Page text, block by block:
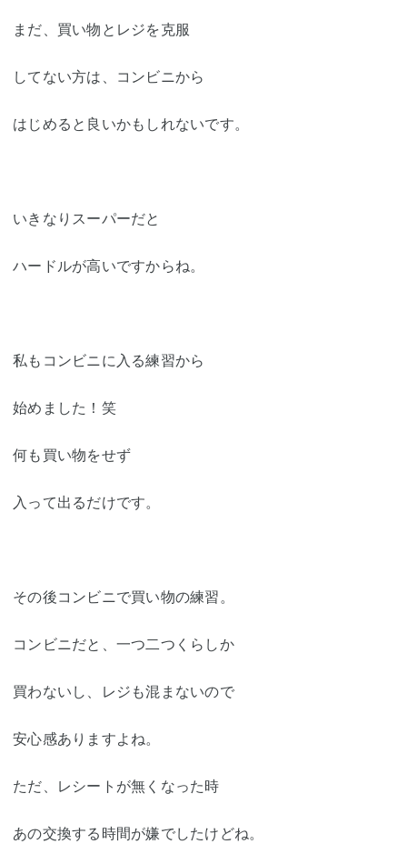
まだ、買い物とレジを克服
してない方は、コンビニから
はじめると良いかもしれないです。
いきなりスーパーだと
ハードルが高いですからね。
私もコンビニに入る練習から
始めました！笑
何も買い物をせず
入って出るだけです。
その後コンビニで買い物の練習。
コンビニだと、一つ二つくらしか
買わないし、レジも混まないので
安心感ありますよね。
ただ、レシートが無くなった時
あの交換する時間が嫌でしたけどね。